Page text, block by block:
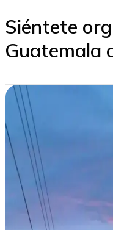
Siéntete
Guatemala